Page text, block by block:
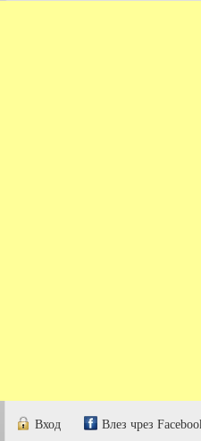
Вход Влез чрез